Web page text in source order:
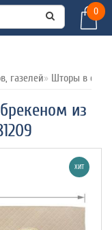
0
газелей Шторы в
из
ХИТ